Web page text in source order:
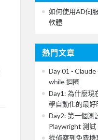
如何使用AD伺
軟體
熱門文章
Day 01 -
while 迴圈
Day1: 為什麼現
學自動化的最好
Day2: 第一個測
Playwright 測試
從偵察到免費